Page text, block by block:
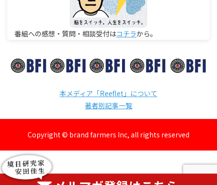
番組への感想・質問・相談受付はコチラから。
本メディア「Reeflet」について
著者別記事一覧
Copyright © brand farmers Inc, all rights reserved